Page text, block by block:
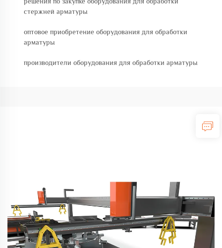
стержней арматуры
оптовое приобретение оборудования для обработки
арматуры
производители оборудования для обработки арматуры